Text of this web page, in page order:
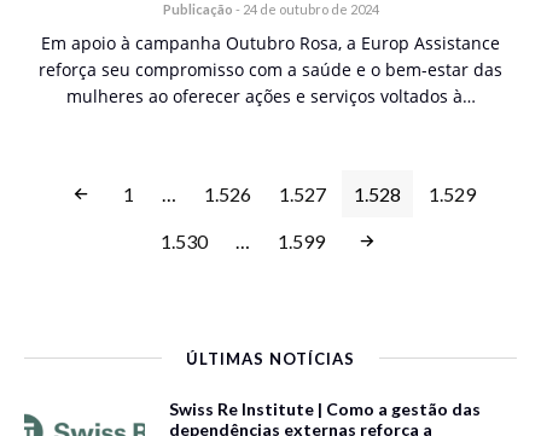
Publicação - 24 de outubro de 2024
Em apoio à campanha Outubro Rosa, a Europ Assistance
reforça seu compromisso com a saúde e o bem-estar das
mulheres ao oferecer ações e serviços voltados à…
1 … 1.526 1.527 1.528 1.529
1.530 … 1.599
ÚLTIMAS NOTÍCIAS
Swiss Re Institute | Como a gestão das
dependências externas reforça a